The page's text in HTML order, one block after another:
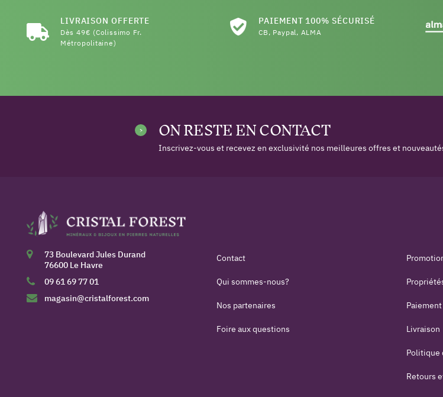
LIVRAISON OFFERTE
Dès 49€ (Colissimo Fr.
Métropolitaine)
PAIEMENT 100% SÉCURISÉ
CB, Paypal, ALMA
ON RESTE EN CONTACT
Inscrivez-vous et recevez en exclusivité nos meilleures offres et
73 Boulevard Jules Durand
76600 Le Havre
09 61 69 77 01
magasin@cristalforest.com
Contact
Qui sommes-nous?
Nos partenaires
Foire aux questions Livraison
Politique
Retours